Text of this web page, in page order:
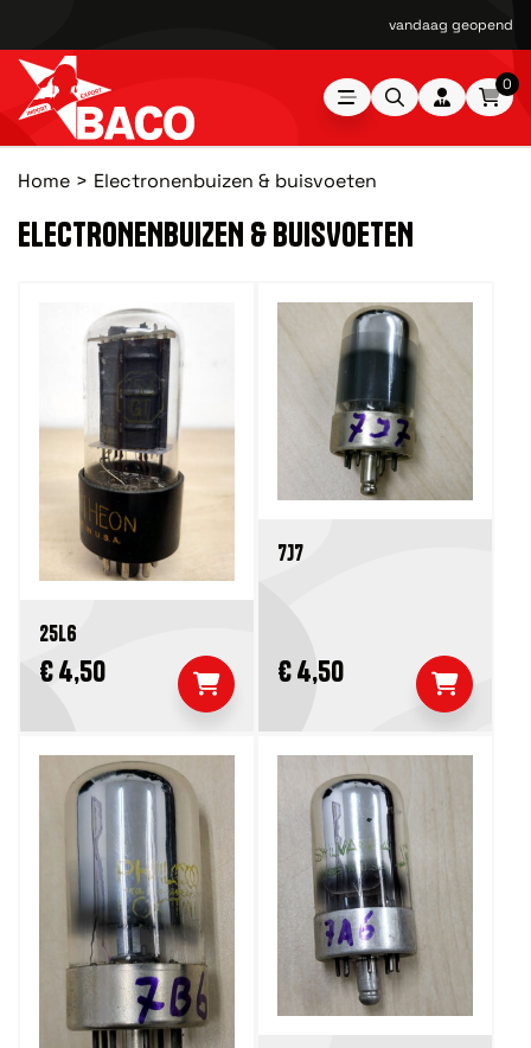
Kromhoutstraat 36-
0
Home Electronenbuizen & buisvoeten
ELECTRONENBUIZEN & BUISVOETEN
25L6
€ 4,50
7J7
€ 4,50